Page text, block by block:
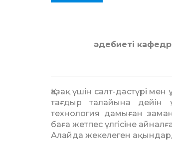
әдебиеті
Қазақ үшін салт-дәстүрі
тағдыр талайына дейін
технология дамыған
баға жетпес үлгісіне
Алайда жекелеген